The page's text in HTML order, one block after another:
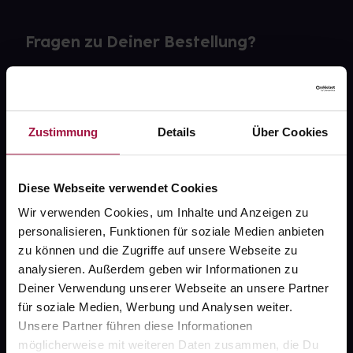
Zustimmung Details Über Cookies
Diese Webseite verwendet Cookies
Wir verwenden Cookies, um Inhalte und Anzeigen zu
personalisieren, Funktionen für soziale Medien anbieten
zu können und die Zugriffe auf unsere Webseite zu
analysieren. Außerdem geben wir Informationen zu
Deiner Verwendung unserer Webseite an unsere Partner
für soziale Medien, Werbung und Analysen weiter.
Unsere Partner führen diese Informationen
möglicherweise mit weiteren Daten zusammen, die Du
Fragen zu Deiner Bestellung?
gesund.de
Über uns
Karriere
Newsletter